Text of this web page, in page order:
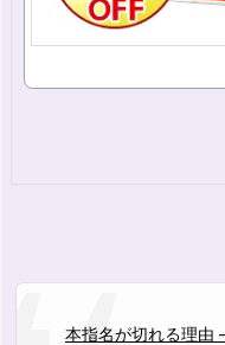
本指名が切れる理由